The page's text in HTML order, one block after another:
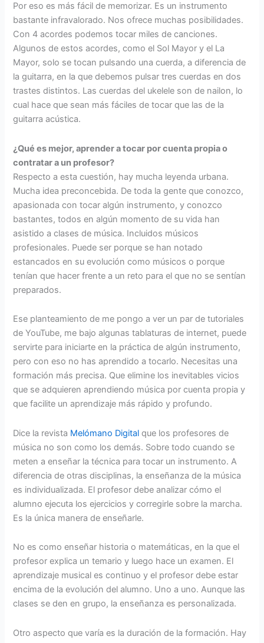
Por eso es más fácil de memorizar. Es un instrumento
bastante infravalorado. Nos ofrece muchas posibilidades.
Con 4 acordes podemos tocar miles de canciones.
Algunos de estos acordes, como el Sol Mayor y el La
Mayor, solo se tocan pulsando una cuerda, a diferencia de
la guitarra, en la que debemos pulsar tres cuerdas en dos
trastes distintos. Las cuerdas del ukelele son de nailon, lo
cual hace que sean más fáciles de tocar que las de la
guitarra acústica.
¿Qué es mejor, aprender a tocar por cuenta propia o
contratar a un profesor?
Respecto a esta cuestión, hay mucha leyenda urbana.
Mucha idea preconcebida. De toda la gente que conozco,
apasionada con tocar algún instrumento, y conozco
bastantes, todos en algún momento de su vida han
asistido a clases de música. Incluidos músicos
profesionales. Puede ser porque se han notado
estancados en su evolución como músicos o porque
tenían que hacer frente a un reto para el que no se sentían
preparados.
Ese planteamiento de me pongo a ver un par de tutoriales
de YouTube, me bajo algunas tablaturas de internet, puede
servirte para iniciarte en la práctica de algún instrumento,
pero con eso no has aprendido a tocarlo. Necesitas una
formación más precisa. Que elimine los inevitables vicios
que se adquieren aprendiendo música por cuenta propia y
que facilite un aprendizaje más rápido y profundo.
Dice la revista Melómano Digital que los profesores de
música no son como los demás. Sobre todo cuando se
meten a enseñar la técnica para tocar un instrumento. A
diferencia de otras disciplinas, la enseñanza de la música
es individualizada. El profesor debe analizar cómo el
alumno ejecuta los ejercicios y corregirle sobre la marcha.
Es la única manera de enseñarle.
No es como enseñar historia o matemáticas, en la que el
profesor explica un temario y luego hace un examen. El
aprendizaje musical es continuo y el profesor debe estar
encima de la evolución del alumno. Uno a uno. Aunque las
clases se den en grupo, la enseñanza es personalizada.
Otro aspecto que varía es la duración de la formación. Hay